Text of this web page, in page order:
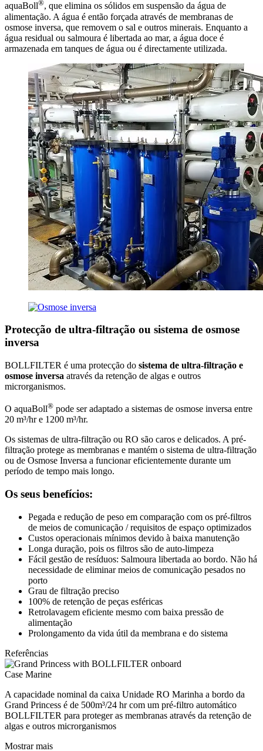
aquaBoll®, que elimina os sólidos em suspensão da água de
alimentação. A água é então forçada através de membranas de
osmose inversa, que removem o sal e outros minerais. Enquanto a
água residual ou salmoura é libertada ao mar, a água doce é
armazenada em tanques de água ou é directamente utilizada.
Protecção de ultra-filtração ou sistema de osmose
inversa
BOLLFILTER é uma protecção do sistema de ultra-filtração e
osmose inversa através da retenção de algas e outros
microrganismos.
O aquaBoll® pode ser adaptado a sistemas de osmose inversa entre
20 m³/hr e 1200 m³/hr.
Os sistemas de ultra-filtração ou RO são caros e delicados. A pré-
filtração protege as membranas e mantém o sistema de ultra-filtração
ou de Osmose Inversa a funcionar eficientemente durante um
período de tempo mais longo.
Os seus benefícios:
Pegada e redução de peso em comparação com os pré-filtros
de meios de comunicação / requisitos de espaço optimizados
Custos operacionais mínimos devido à baixa manutenção
Longa duração, pois os filtros são de auto-limpeza
Fácil gestão de resíduos: Salmoura libertada ao bordo. Não há
necessidade de eliminar meios de comunicação pesados no
porto
Grau de filtração preciso
100% de retenção de peças esféricas
Retrolavagem eficiente mesmo com baixa pressão de
alimentação
Prolongamento da vida útil da membrana e do sistema
Referências
Case Marine
A capacidade nominal da caixa Unidade RO Marinha a bordo da
Grand Princess é de 500m³/24 hr com um pré-filtro automático
BOLLFILTER para proteger as membranas através da retenção de
algas e outros microrganismos
Mostrar mais